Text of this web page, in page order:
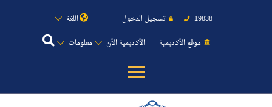
19838 تسجيل الدخول
اللغة
موقع الأكاديمية
الأكاديمية الأن معلومات
عن الأكاديمية